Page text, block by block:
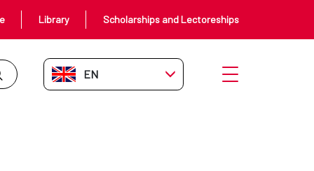
‘cuir’ y los ‘sexilio’
Library Scholarships and Lectoreships
EN-GB Open menu